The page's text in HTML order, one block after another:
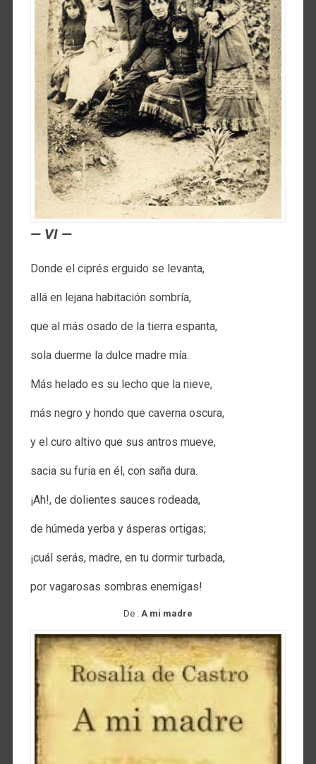
— VI —
Donde el ciprés erguido se levanta,
allá en lejana habitación sombría,
que al más osado de la tierra espanta,
sola duerme la dulce madre mía.
Más helado es su lecho que la nieve,
más negro y hondo que caverna oscura,
y el curo altivo que sus antros mueve,
sacia su furia en él, con saña dura.
¡Ah!, de dolientes sauces rodeada,
de húmeda yerba y ásperas ortigas;
¡cuál serás, madre, en tu dormir turbada,
por vagarosas sombras enemigas!
De : A mi madre